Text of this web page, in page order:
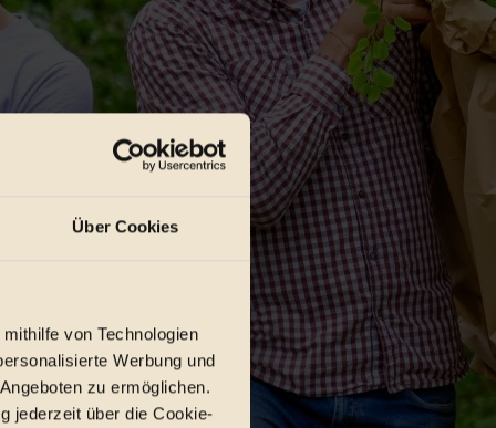
Über Cookies
von Technologien
Werbung und
zu ermöglichen.
jederzeit über die Cookie-